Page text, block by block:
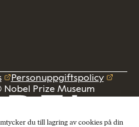
du till lagring av cookies på din
Personuppgiftspolicy
Prize Museum